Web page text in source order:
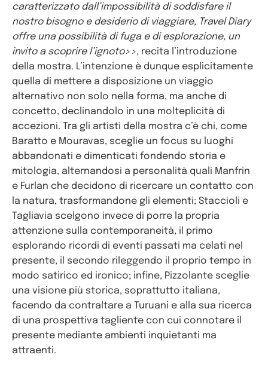
caratterizzato dall’impossibilità di soddisfare il
nostro bisogno e desiderio di viaggiare, Travel Diary
offre una possibilità di fuga e di esplorazione, un
invito a scoprire l’ignoto>>, recita l’introduzione
della mostra. L’intenzione è dunque esplicitamente
quella di mettere a disposizione un viaggio
alternativo non solo nella forma, ma anche di
concetto, declinandolo in una molteplicità di
accezioni. Tra gli artisti della mostra c’è chi, come
Baratto e Mouravas, sceglie un focus su luoghi
abbandonati e dimenticati fondendo storia e
mitologia, alternandosi a personalità quali Manfrin
e Furlan che decidono di ricercare un contatto con
la natura, trasformandone gli elementi; Staccioli e
Tagliavia scelgono invece di porre la propria
attenzione sulla contemporaneità, il primo
esplorando ricordi di eventi passati ma celati nel
presente, il secondo rileggendo il proprio tempo in
modo satirico ed ironico; infine, Pizzolante sceglie
una visione più storica, soprattutto italiana,
facendo da contraltare a Turuani e alla sua ricerca
di una prospettiva tagliente con cui connotare il
presente mediante ambienti inquietanti ma
attraenti.